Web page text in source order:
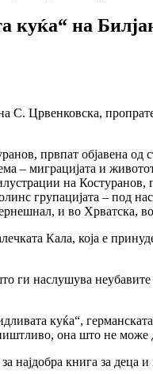
куќа“ на
С. Црвенковска,
првпат објавена
– миграцијата и
на
групацијата – под
и во Хрватска,
Кала, која е
ги наслушува
куќа“,
она што не може
најдобра книга за